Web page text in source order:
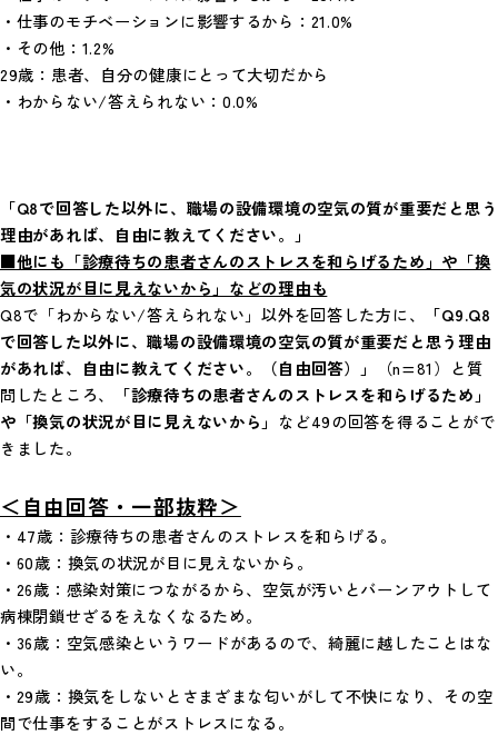
・仕事のモチベーションに影響するから：21.0%
・その他：1.2%
29歳：患者、自分の健康にとって大切だから
・わからない/答えられない：0.0%
「Q8で回答した以外に、職場の設備環境の空気の質が重要だと思う
理由があれば、自由に教えてください。」
■他にも「診療待ちの患者さんのストレスを和らげるため」や「換
気の状況が目に見えないから」などの理由も
Q8で「わからない/答えられない」以外を回答した方に、
「Q9.Q8
で回答した以外に、職場の設備環境の空気の質が重要だと思う理由
があれば、自由に教えてください。（自由回答）」
（n=81）と質
問したところ、
「診療待ちの患者さんのストレスを和らげるため」
や「換気の状況が目に見えないから」 など49の回答を得ることがで
きました。
＜自由回答・一部抜粋＞
・47歳：診療待ちの患者さんのストレスを和らげる。
・60歳：換気の状況が目に見えないから。
・26歳：感染対策につながるから、空気が汚いとバーンアウトして
病棟閉鎖せざるをえなくなるため。
・36歳：空気感染というワードがあるので、綺麗に越したことはな
い。
・29歳：換気をしないとさまざまな匂いがして不快になり、その空
間で仕事をすることがストレスになる。